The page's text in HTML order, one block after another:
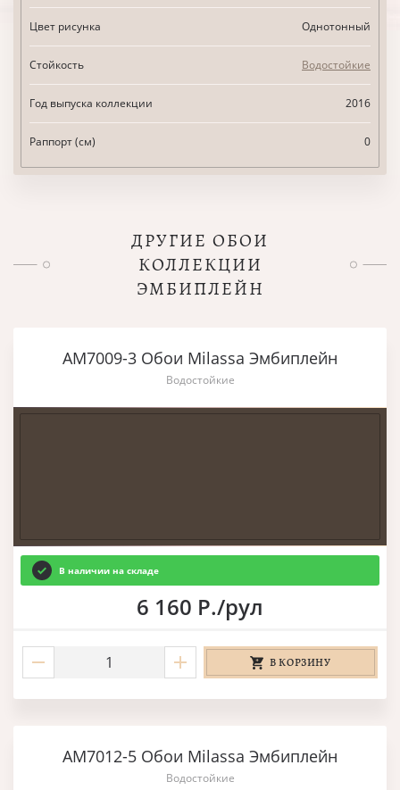
Цвет рисунка Однотонный
Стойкость Водостойкие
Год выпуска коллекции 2016
Раппорт (см) 0
ДРУГИЕ ОБОИ
КОЛЛЕКЦИИ
ЭМБИПЛЕЙН
AM7009-3 Обои Milassa Эмбиплейн
Водостойкие
В наличии на складе
6 160 Р./рул
В КОРЗИНУ
AM7012-5 Обои Milassa Эмбиплейн
Водостойкие